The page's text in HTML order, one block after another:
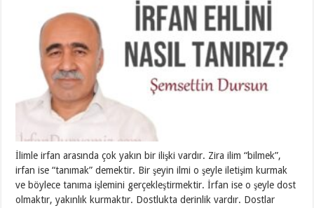
İlimle irfan arasında çok yakın bir ilişki vardır. Zira ilim “bilmek”,
irfan ise “tanımak” demektir. Bir şeyin ilmi o şeyle iletişim kurmak
ve böylece tanıma işlemini gerçekleştirmektir. İrfan ise o şeyle dost
olmaktır, yakınlık kurmaktır. Dostlukta derinlik vardır. Dostlar